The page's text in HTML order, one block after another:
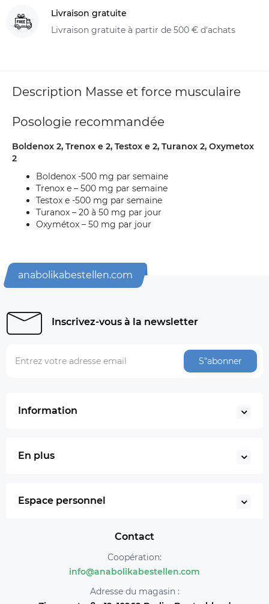
Livraison gratuite
Livraison gratuite à partir de 500 € d'achats
Description Masse et force musculaire
Posologie recommandée
Boldenox 2, Trenox e 2, Testox e 2, Turanox 2, Oxymetox
2
Boldenox -500 mg par semaine
Trenox e – 500 mg par semaine
Testox e -500 mg par semaine
Turanox – 20 à 50 mg par jour
Oxymétox – 50 mg par jour
anabolikabestellen.com
Inscrivez-vous à la newsletter
S"abonner
Information
En plus
Espace personnel
Contact
Coopération:
info@anabolikabestellen.com
Adresse du magasin :